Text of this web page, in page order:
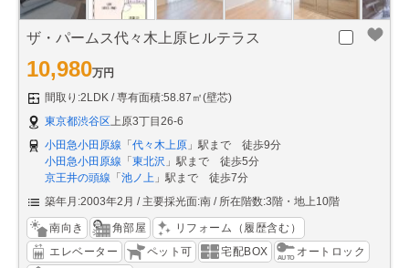
ザ・パームス代々木上原ヒルテラス
10,980万円
間取り:2LDK
専有面積:58.87㎡(壁芯)
東京都渋谷区上原3丁目26-6
小田急小田原線 「 代々木上原 」駅まで 徒歩9分
小田急小田原線 「 東北沢 」駅まで 徒歩5分
京王井の頭線 「 池ノ上 」駅まで 徒歩7分
築年月:2003年2月
主要採光面:南 所在階数:3階・地上10階
南向き 角部屋
リフォーム（履歴含む）
エレベーター
ペット可 宅配BOX
オートロック